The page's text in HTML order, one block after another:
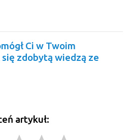
Ci w Twoim
zdobytą wiedzą ze
artykuł: